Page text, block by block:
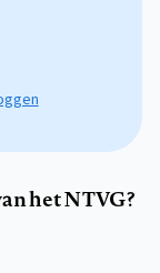
het NTVG?